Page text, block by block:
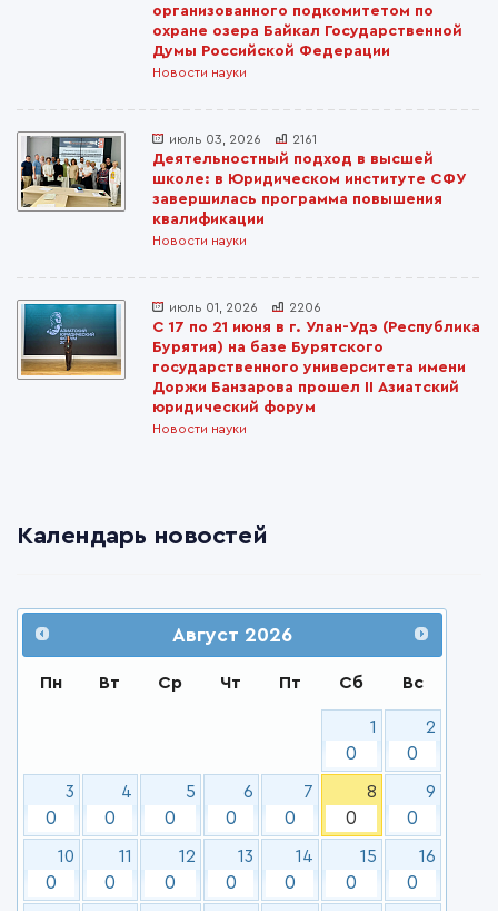
организованного подкомитетом по
охране озера Байкал Государственной
Думы Российской Федерации
Новости науки
июль 03, 2026 2161
Деятельностный подход в высшей
школе: в Юридическом институте СФУ
завершилась программа повышения
квалификации
Новости науки
июль 01, 2026 2206
С 17 по 21 июня в г. Улан-Удэ (Республика
Бурятия) на базе Бурятского
государственного университета имени
Доржи Банзарова прошел II Азиатский
юридический форум
Новости науки
Календарь новостей
Август 2026
Пн Вт Ср Чт Пт Сб Вс
1
0
2
0
3
0
4
0
5
0
6
0
7
0
8
0
9
0
10
0
11
0
12
0
13
0
14
0
15
0
16
0